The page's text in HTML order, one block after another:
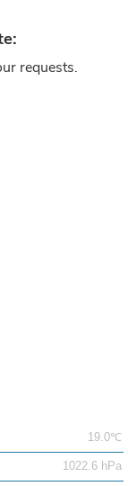
19.0℃
1022.6 hPa